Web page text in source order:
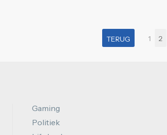
TERUG 1 2
Gaming
Politiek